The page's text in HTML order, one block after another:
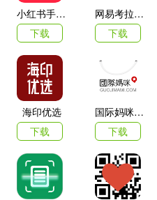
小红书手机客户端
下载
网易考拉海购
下载
海印优选
下载
国际妈咪海外商城
下载